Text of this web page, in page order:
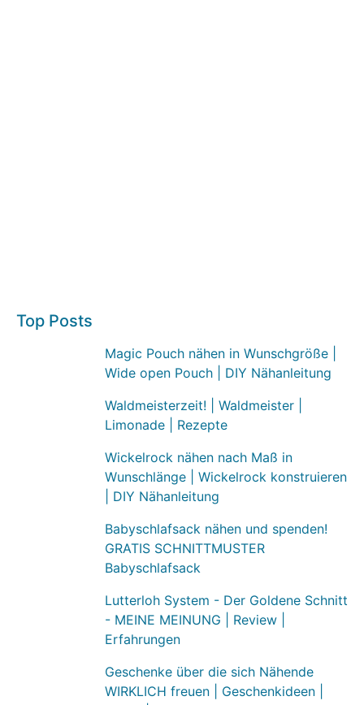
Top Posts
Magic Pouch nähen in Wunschgröße |
Wide open Pouch | DIY Nähanleitung
Waldmeisterzeit! | Waldmeister |
Limonade | Rezepte
Wickelrock nähen nach Maß in
Wunschlänge | Wickelrock konstruieren
| DIY Nähanleitung
Babyschlafsack nähen und spenden!
GRATIS SCHNITTMUSTER
Babyschlafsack
Lutterloh System - Der Goldene Schnitt
- MEINE MEINUNG | Review |
Erfahrungen
Geschenke über die sich Nähende
WIRKLICH freuen | Geschenkideen |